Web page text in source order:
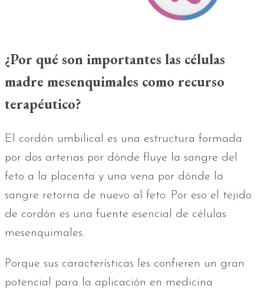
¿Por qué son importantes las células
madre mesenquimales como recurso
terapéutico?
El cordón umbilical es una estructura formada
por dos arterias por dónde fluye la sangre del
feto a la placenta y una vena por dónde la
sangre retorna de nuevo al feto. Por eso el tejido
de cordón es una fuente esencial de células
mesenquimales.
Porque sus características les confieren un gran
potencial para la aplicación en medicina